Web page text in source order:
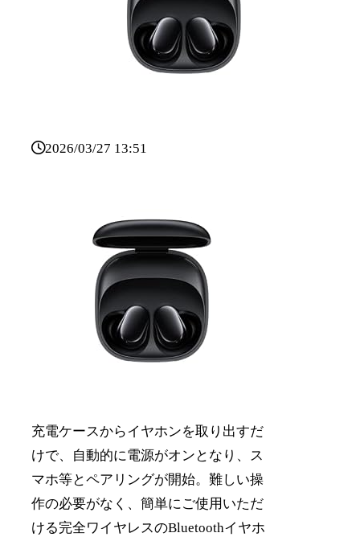
2026/03/27 13:51
充電ケースからイヤホンを取り出すだ
けで、自動的に電源がオンとなり、ス
マホ等とペアリングが開始。難しい操
作の必要がなく、簡単にご使用いただ
ける完全ワイヤレスのBluetoothイヤホ